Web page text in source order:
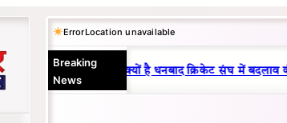
ErrorLocation unavailable
Breaking
News
मनोज-विनय राज : जानें क्यों है धनबाद क्रिकेट संघ में बदलाव की